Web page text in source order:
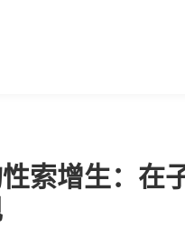
索增生：在